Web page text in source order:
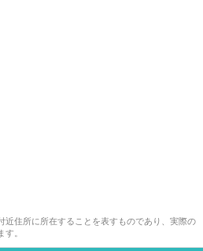
住所に所在することを表すものであり、実際の
。